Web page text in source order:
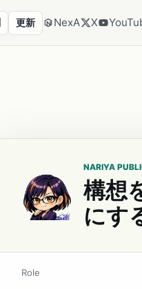
更新 NexA X
NARIYA
構想
にす
Role